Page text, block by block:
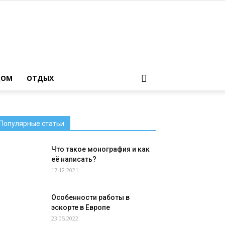
ОТДЫХ
статьи
Что такое монография и как
её написать?
17.12.2021
Особенности работы в
эскорте в Европе
23.05.2022